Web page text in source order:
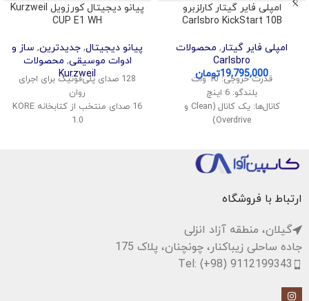
امپلی فایر گیتار کارلزبرو
Carlsbro KickStart 10B
امپلی فایر گیتار, محصولات
Carlsbro
19,795,000تومانقدرت خروجی: 10 وات
بلندگو: 6 اینچ
کانال‌ها: یک کانال (Clean و
Overdrive)
افکت: Reverb
اندازه: مناسب برای حمل و نقل
پیانو دیجیتال کورزویل Kurzweil
CUP E1 WH
پیانو دیجیتال, جدیدترین, ساز و
ادوات موسیقی, محصولات
Kurzweil
128 صدای پلی‌فونیک برای اجرای
روان
16 صدای منتخب از کتابخانه KORE
1.0
ارتباط با فروشگاه
گیلان، منطقه آزاد انزلی
جاده ساحلی زیباکنار، چونچنان، پلاک 175
Tel: (+98) 9112199343